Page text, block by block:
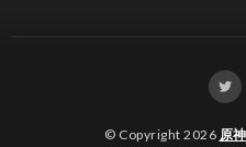
© Copyright 2026 原